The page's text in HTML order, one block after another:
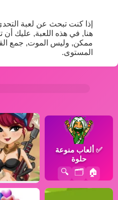
هنا, في هذه اللعبة, عليك
ممكن, وليس الموت, جمع
المستوى.
✅ ألعاب منوعة
حلوة
🏠
🗂️
🔍